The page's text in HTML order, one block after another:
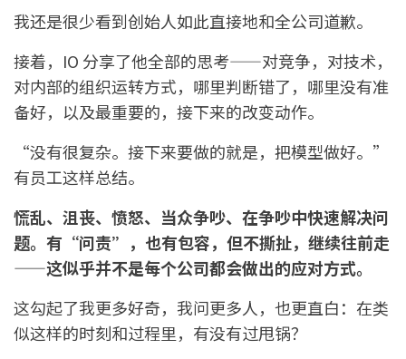
我还是很少看到创始人如此直接地和全公司道歉。
接着，IO 分享了他全部的思考——对竞争，对技术，
对内部的组织运转方式，哪里判断错了，哪里没有准
备好，以及最重要的，接下来的改变动作。
“没有很复杂。接下来要做的就是，把模型做好。”
有员工这样总结。
慌乱、沮丧、愤怒、当众争吵、在争吵中快速解决问
题。有“问责”，也有包容，但不撕扯，继续往前走
——这似乎并不是每个公司都会做出的应对方式。
这勾起了我更多好奇，我问更多人，也更直白：在类
似这样的时刻和过程里，有没有过甩锅？